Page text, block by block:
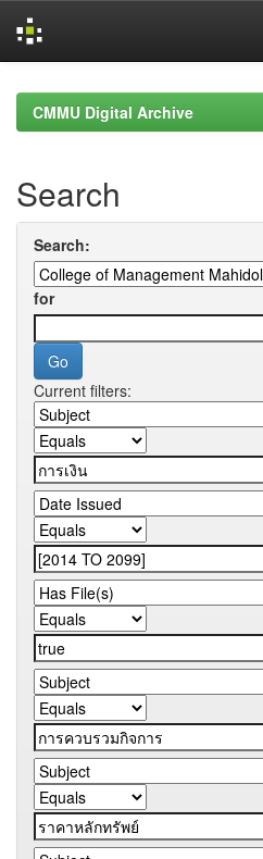
navigationCMMU Digital Archive
Search
Search:
for
Current filters: